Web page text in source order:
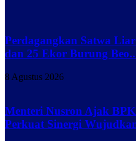
Perdagangkan Satwa
dan 25 Ekor Burung
8 Agustus 2026
Menteri Nusron Ajak
Perkuat Sinergi